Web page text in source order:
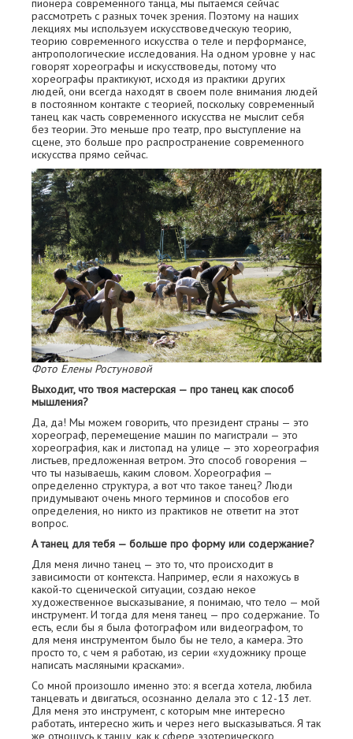
пионера современного танца, мы пытаемся сейчас
рассмотреть с разных точек зрения. Поэтому на наших
лекциях мы используем искусствоведческую теорию,
теорию современного искусства о теле и перформансе,
антропологические исследования. На одном уровне у нас
говорят хореографы и искусствоведы, потому что
хореографы практикуют, исходя из практики других
людей, они всегда находят в своем поле внимания людей
в постоянном контакте с теорией, поскольку современный
танец как часть современного искусства не мыслит себя
без теории. Это меньше про театр, про выступление на
сцене, это больше про распространение современного
искусства прямо сейчас.
Фото Елены Ростуновой
Выходит, что твоя мастерская — про танец как способ
мышления?
Да, да! Мы можем говорить, что президент страны — это
хореограф, перемещение машин по магистрали — это
хореография, как и листопад на улице — это хореография
листьев, предложенная ветром. Это способ говорения —
что ты называешь, каким словом. Хореография —
определенно структура, а вот что такое танец? Люди
придумывают очень много терминов и способов его
определения, но никто из практиков не ответит на этот
вопрос.
А танец для тебя — больше про форму или содержание?
Для меня лично танец — это то, что происходит в
зависимости от контекста. Например, если я нахожусь в
какой-то сценической ситуации, создаю некое
художественное высказывание, я понимаю, что тело — мой
инструмент. И тогда для меня танец — про содержание. То
есть, если бы я была фотографом или видеографом, то
для меня инструментом было бы не тело, а камера. Это
просто то, с чем я работаю, из серии «художнику проще
написать масляными красками».
Со мной произошло именно это: я всегда хотела, любила
танцевать и двигаться, осознанно делала это с 12-13 лет.
Для меня это инструмент, с которым мне интересно
работать, интересно жить и через него высказываться. Я так
же отношусь к танцу, как к сфере эзотерического,